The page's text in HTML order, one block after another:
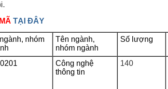
TẠI ĐÂY
nhóm
Tên ngành,
nhóm ngành
Số lượng
Công nghệ
thông tin
140